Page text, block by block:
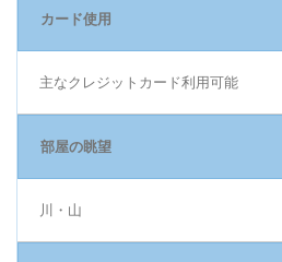
カード使用
主なクレジットカード利用可能
部屋の眺望
川・山